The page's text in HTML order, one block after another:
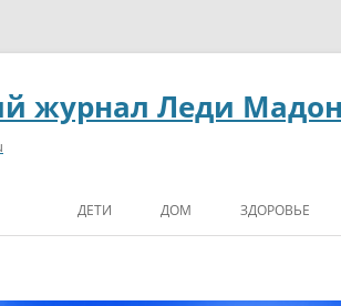
журнал Леди
ДЕТИ ДОМ ЗДОРОВЬЕ